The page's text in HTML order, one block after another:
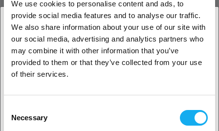
We use cookies to personalise content and ads, to
provide social media features and to analyse our traffic.
We also share information about your use of our site with
our social media, advertising and analytics partners who
may combine it with other information that you’ve
provided to them or that they’ve collected from your use
of their services.
Selection
Necessary
Original PEI-overflade til Anycubic Kobra 2 Neo. Giver god
vedhæftning og nem fjernelse af print.
ANMELDELSER
SPØRGSMÅL OM ARTIKLEN?
1. Er du erhvervskunde eller privatkunde?
Erhvervskunde
Privat kunde